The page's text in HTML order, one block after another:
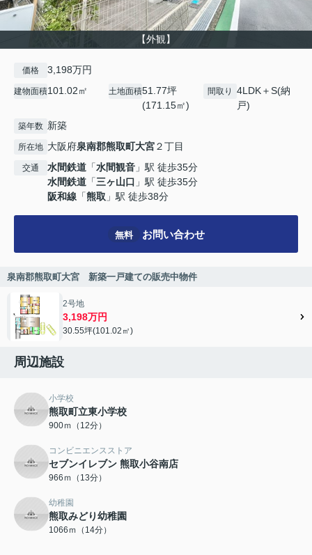
【外観】
価格 3,198万円
建物面積101.02㎡ 土地面積51.77坪
(171.15㎡)
間取り
4LDK＋S(納
戸)
築年数 新築
所在地 大阪府泉南郡熊取町大宮２丁目
交通 水間鉄道 「水間観音 」駅 徒歩35分
水間鉄道 「三ヶ山口 」駅 徒歩35分
阪和線 「熊取 」駅 徒歩38分
無料 お問い合わせ
泉南郡熊取町大宮 新築一戸建ての販売中物件
2号地
3,198万円
30.55坪(101.02㎡)
周辺施設
小学校
熊取町立東小学校
900ｍ（12分）
コンビニエンスストア
セブンイレブン 熊取小谷南店
966ｍ（13分）
幼稚園
熊取みどり幼稚園
1066ｍ（14分）